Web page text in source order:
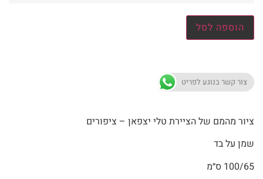
הוספה לסל
צור קשר בנוגע לפריט
ציור מהמם של הציירת טלי יצפאן – ציפורים
שמן על בד
100/65 ס״מ